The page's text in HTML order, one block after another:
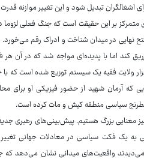
اشغالگران تبدیل شود و این تغییر موازنه
متمرکز بر این حقیقت است که جنگ فعلی
فتح نهایی در میدان شناخت و ادراک رقم
کند اما با پدیده‌ای مواجه شد که در آن
ثابت کرد که نرم‌افزار ولایت فقیه یک سیستم توزیع
که آرمان شهید از حضور فیزیکی او
سیاسی منطقه کیش و مات کرده است.
کردن یک رستاخیز معنایی بزرگ هستیم. پیش‌بینی‌های
به یک فکت سیاسی در معادلات جهانی
می‌دیدند واقعیت‌های میدانی نشان‌ می‌دهد